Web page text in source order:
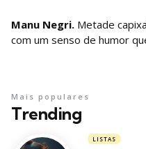
Manu Negri. Metade
com um senso de humor
Trending
Mais populares
LISTAS